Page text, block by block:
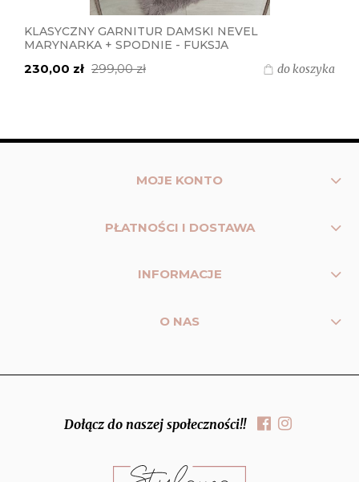
KLASYCZNY GARNITUR DAMSKI NEVEL
MARYNARKA + SPODNIE - FUKSJA
230,00 zł 299,00 zł do koszyka
MOJE KONTO
PŁATNOŚCI I DOSTAWA
INFORMACJE
O NAS
Dołącz do naszej społeczności!!